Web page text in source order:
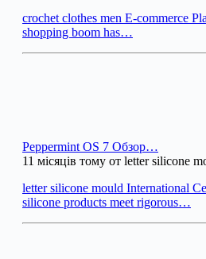
crochet clothes men E-commerce
shopping boom has…
Peppermint OS 7 Обзор…
11 місяців тому от letter silicone
letter silicone mould International
silicone products meet rigorous…